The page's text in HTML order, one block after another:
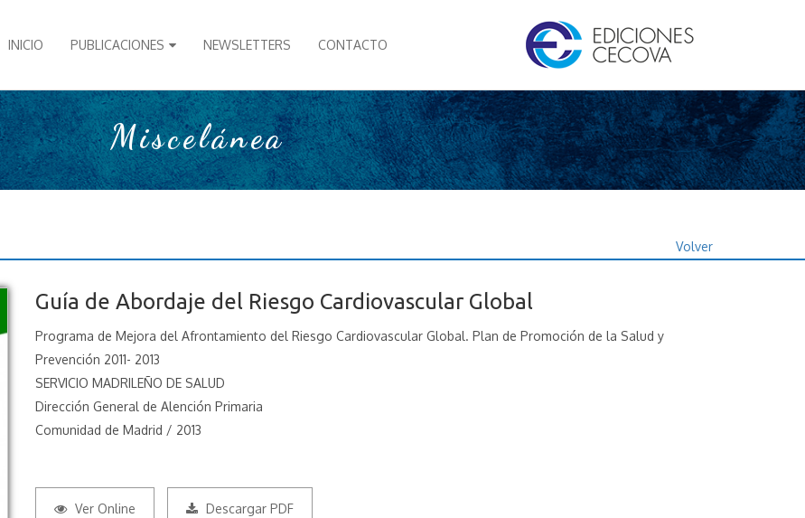
INICIO PUBLICACIONES NEWSLETTERS CONTACTO
Miscelánea
Volver
Guía de Abordaje del Riesgo Cardiovascular Global
Programa de Mejora del Afrontamiento del Riesgo Cardiovascular Global. Plan de Promoción de la Salud y
Prevención 2011- 2013
SERVICIO MADRILEÑO DE SALUD
Dirección General de Alención Primaria
Comunidad de Madrid / 2013
Ver Online Descargar PDF